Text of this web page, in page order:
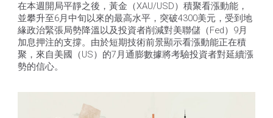
在本週開局平靜之後，黃金（XAU/USD）積聚看漲動能，
並攀升至6月中旬以來的最高水平，突破4300美元，受到地
緣政治緊張局勢降溫以及投資者削減對美聯儲（Fed）9月
加息押注的支撐。由於短期技術前景顯示看漲動能正在積
聚，來自美國（US）的7月通膨數據將考驗投資者對延續漲
勢的信心。